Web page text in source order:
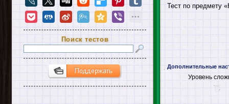
Тест по предмету
Дополнительные
Уровень
Поиск тестов